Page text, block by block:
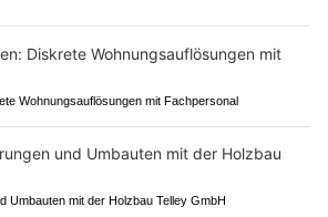
Wohnungsauflösungen mit Fachpersonal
Umbauten mit der Holzbau Telley GmbH